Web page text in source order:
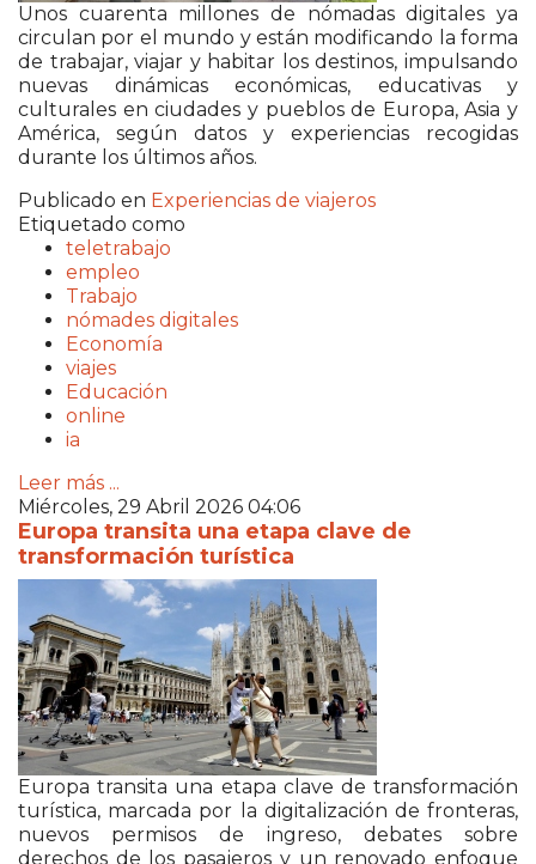
Unos cuarenta millones de nómadas digitales ya
circulan por el mundo y están modificando la forma
de trabajar, viajar y habitar los destinos, impulsando
nuevas dinámicas económicas, educativas y
culturales en ciudades y pueblos de Europa, Asia y
América, según datos y experiencias recogidas
durante los últimos años.
Publicado en Experiencias de viajeros
Etiquetado como
teletrabajo
empleo
Trabajo
nómades digitales
Economía
viajes
Educación
online
ia
Leer más ...
Miércoles, 29 Abril 2026 04:06
Europa transita una etapa clave de
transformación turística
Europa transita una etapa clave de transformación
turística, marcada por la digitalización de fronteras,
nuevos permisos de ingreso, debates sobre
derechos de los pasajeros y un renovado enfoque